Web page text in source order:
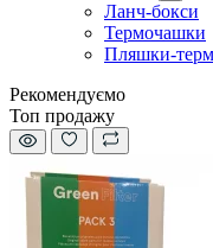
Ланч-бокси
Термочашки
Пляшки-
Рекомендуємо
Топ продажу